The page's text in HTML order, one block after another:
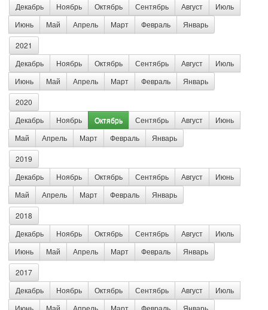
Декабрь
Ноябрь Октябрь Сентябрь Август
Июль
Июнь
Май Апрель Март Февраль Январь
2021
Декабрь
Ноябрь Октябрь Сентябрь Август
Июль
Июнь
Май Апрель Март Февраль Январь
2020
Декабрь
Ноябрь Октябрь Сентябрь Август
Июнь
Май
Апрель Март Февраль Январь
2019
Декабрь
Ноябрь Октябрь Сентябрь Август
Июнь
Май
Апрель Март Февраль Январь
2018
Декабрь
Ноябрь Октябрь Сентябрь Август
Июль
Июнь
Май Апрель Март Февраль Январь
2017
Декабрь
Ноябрь Октябрь Сентябрь Август
Июль
Июнь
Май Апрель Март Февраль Январь